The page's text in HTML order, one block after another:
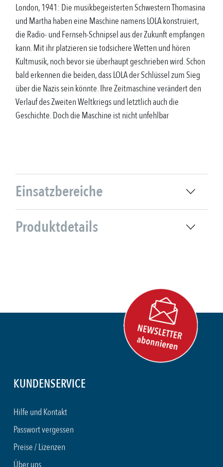
London, 1941: Die musikbegeisterten Schwestern Thomasina
und Martha haben eine Maschine namens LOLA konstruiert,
die Radio- und Fernseh-Schnipsel aus der Zukunft empfangen
kann. Mit ihr platzieren sie todsichere Wetten und hören
Kultmusik, noch bevor sie überhaupt geschrieben wird. Schon
bald erkennen die beiden, dass LOLA der Schlüssel zum Sieg
über die Nazis sein könnte. Ihre Zeitmaschine verändert den
Verlauf des Zweiten Weltkriegs und letztlich auch die
Geschichte. Doch die Maschine ist nicht unfehlbar
Einsatzbereiche
Produktdetails
KUNDENSERVICE
Hilfe und Kontakt
Passwort vergessen
Preise / Lizenzen